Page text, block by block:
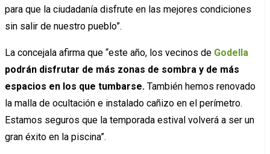
para que la ciudadanía disfrute en las mejores condiciones
sin salir de nuestro pueblo”.
La concejala afirma que “este año, los vecinos de Godella
podrán disfrutar de más zonas de sombra y de más
espacios en los que tumbarse. También hemos renovado
la malla de ocultación e instalado cañizo en el perímetro.
Estamos seguros que la temporada estival volverá a ser un
gran éxito en la piscina”.